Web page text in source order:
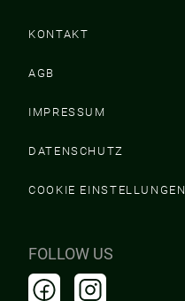
KONTAKT
AGB
IMPRESSUM
DATENSCHUTZ
COOKIE EINSTELLUNGEN
FOLLOW US